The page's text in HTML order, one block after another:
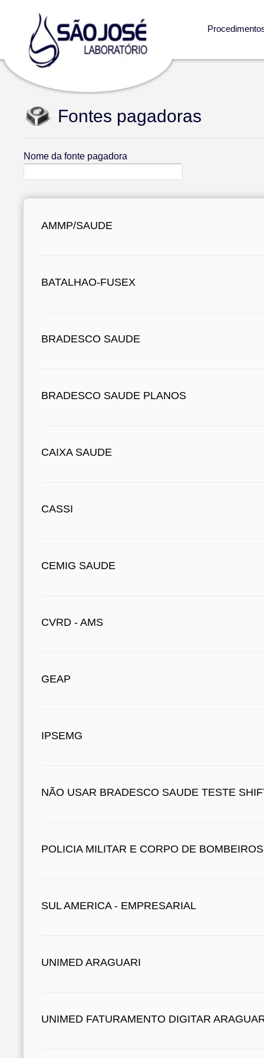
Fontes pagadoras
Nome da fonte pagadora
AMMP/SAUDE
BATALHAO-FUSEX
BRADESCO SAUDE
BRADESCO SAUDE PLANOS
CAIXA SAUDE
CASSI
CEMIG SAUDE
CVRD - AMS
GEAP
IPSEMG
NÃO USAR BRADESCO SAUDE TESTE
POLICIA MILITAR E CORPO DE BOMBEIROS
SUL AMERICA - EMPRESARIAL
UNIMED ARAGUARI
UNIMED FATURAMENTO DIGITAR